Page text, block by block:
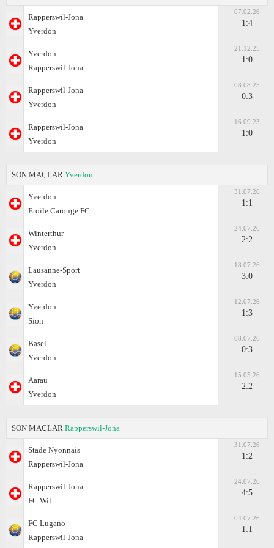
Rapperswil-Jona
Yverdon
07.02.26
1:4
Yverdon
Rapperswil-Jona
21.12.25
1:0
Rapperswil-Jona
Yverdon
08.08.25
0:3
Rapperswil-Jona
Yverdon
16.09.23
1:0
SON MAÇLAR Yverdon
Yverdon
Etoile Carouge FC
31.07.26
1:1
Winterthur
Yverdon
24.07.26
2:2
Lausanne-Sport
Yverdon
18.07.26
3:0
Yverdon
Sion
12.07.26
1:3
Basel
Yverdon
08.07.26
0:3
Aarau
Yverdon
15.05.26
2:2
SON MAÇLAR Rapperswil-Jona
Stade Nyonnais
Rapperswil-Jona
31.07.26
1:2
Rapperswil-Jona
FC Wil
24.07.26
4:5
FC Lugano
Rapperswil-Jona
04.07.26
1:1